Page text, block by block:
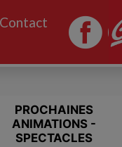
Contact
PROCHAINES
ANIMATIONS -
SPECTACLES